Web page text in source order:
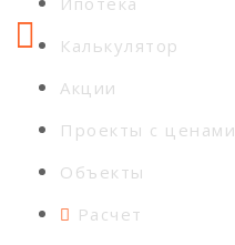
Калькулятор
Акции
Проекты с ценами
Объекты
Расчет